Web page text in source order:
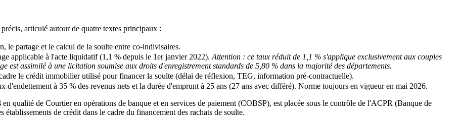
articulé autour de quatre textes principaux :
le partage et le calcul de la soulte entre co-indivisaires.
applicable à l'acte liquidatif (1,1 % depuis le 1er janvier 2022). Attention : ce taux réduit de 1,1 % s'applique exclusivement aux couples
est assimilé à une licitation soumise aux droits d'enregistrement standards de 5,80 % dans la majorité des départements.
le crédit immobilier utilisé pour financer la soulte (délai de réflexion, TEG, information pré-contractuelle).
d'endettement à 35 % des revenus nets et la durée d'emprunt à 25 ans (27 ans avec différé). Norme toujours en vigueur en mai 2026.
en qualité de Courtier en opérations de banque et en services de paiement (COBSP), est placée sous le contrôle de l'ACPR (Banque de
de crédit dans le cadre du financement des rachats de soulte.